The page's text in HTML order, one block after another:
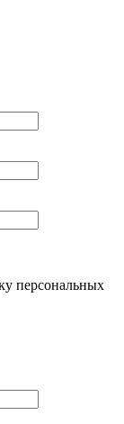
персональных